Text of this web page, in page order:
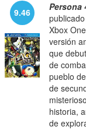
9.46 Persona
Xbox
versión
que
de
pueblo
de
historia,
de